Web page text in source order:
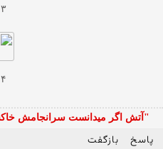
۳
۴
"آتش اگر ميدانست سرانجامش
پاسخ بازگفت